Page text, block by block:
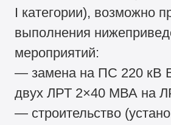
I категории), возможно
выполнения
мероприятий:
— замена на ПС 220 кВ
двух ЛРТ 2×40 МВА на
— строительство